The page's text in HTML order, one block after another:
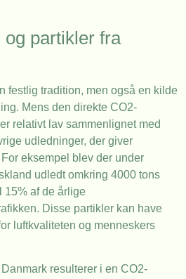
partikler fra
festlig tradition, men også en kilde
Mens den direkte CO2-
relativt lav sammenlignet med
udledninger, der giver
eksempel blev der under
udledt omkring 4000 tons
15% af de årlige
Disse partikler kan have
luftkvaliteten og menneskers
resulterer i en CO2-